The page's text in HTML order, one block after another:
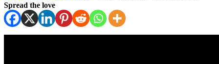
Spread the love